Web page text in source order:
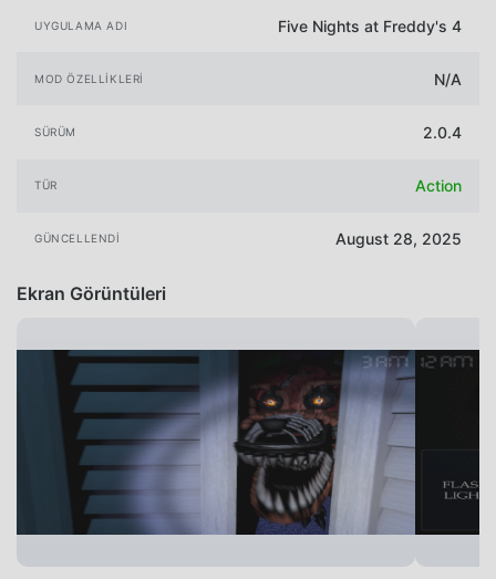
UYGULAMA ADI Five Nights at Freddy's 4
MOD ÖZELLIKLERI N/A
SÜRÜM 2.0.4
TÜR Action
GÜNCELLENDI August 28, 2025
Ekran Görüntüleri